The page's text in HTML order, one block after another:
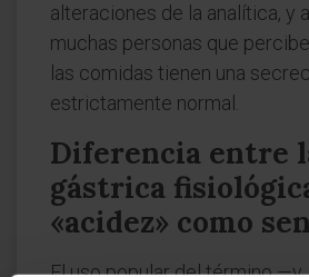
alteraciones de la analítica, y
muchas personas que
las comidas tienen una
estrictamente normal.
Diferencia entre
gástrica
«acidez» como
El uso popular del término —y,